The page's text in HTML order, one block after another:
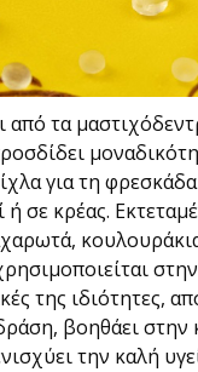
από τα
για τη
σε κρέας.
της
βοηθάει
την καλή